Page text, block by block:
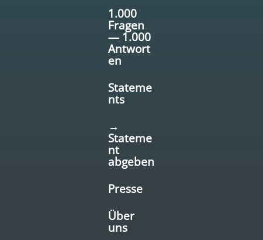
1.000
Fragen
— 1.000
Antwort
en
Stateme
nts
→
Stateme
nt
abgeben
Presse
Über
uns